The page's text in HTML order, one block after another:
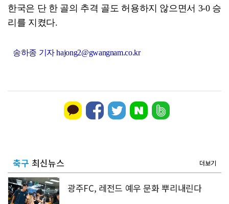
한국은 단 한 골의 추격 골도 허용하지 않으면서 3-0 승
리를 지켰다.
송하종 기자 hajong2@gwangnam.co.kr
축구 최신뉴스 더보기
광주FC, 레전드 예우 문화 뿌리내린다